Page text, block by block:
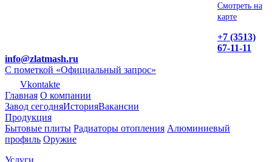
Смотреть на
карте
+7 (3513)
67-11-11
info@zlatmash.ru
С пометкой «Официальный запрос»
Vkontakte
Главная О компании
Завод сегодняИсторияВакансии
Продукция
Бытовые плиты Радиаторы отопления Алюминиевый
профиль Оружие
Услуги